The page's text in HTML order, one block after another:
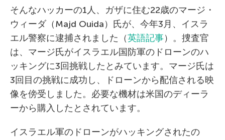
そんなハッカーの1人、ガザに住む22歳のマージ・
ウィーダ（Majd Ouida）氏が、今年3月、イスラ
エル警察に逮捕されました（英語記事）。捜査官
は、マージ氏がイスラエル国防軍のドローンのハ
ッキングに3回挑戦したとみています。マージ氏は
3回目の挑戦に成功し、ドローンから配信される映
像を傍受しました。必要な機材は米国のディーラ
ーから購入したとされています。
イスラエル軍のドローンがハッキングされたの